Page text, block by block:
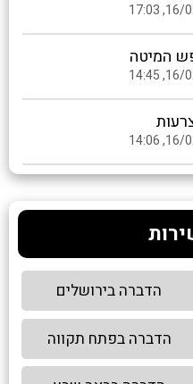
המיטה
הדברה בירושלים
הדברה בפתח תקווה